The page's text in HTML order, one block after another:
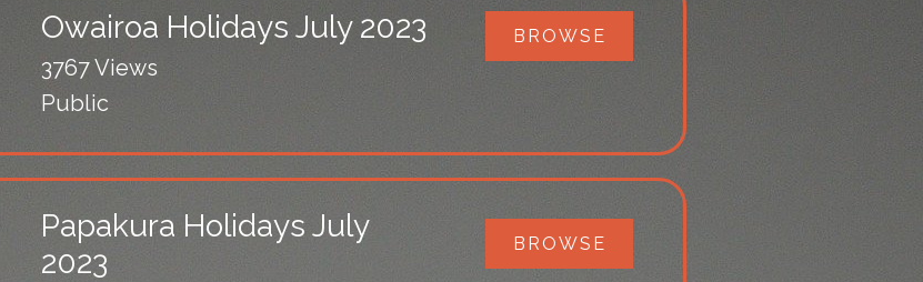
Owairoa Holidays July 2023
3767 Views
Public
BROWSE
Papakura Holidays July
2023
BROWSE